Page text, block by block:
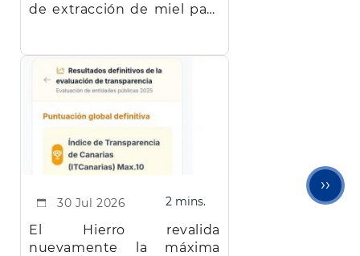
de extracción de miel para
30 Jul 2026 2 mins.
El Hierro revalida
nuevamente la máxima
››